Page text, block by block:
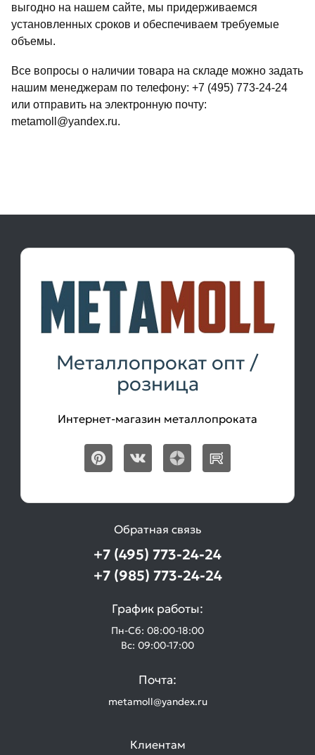
выгодно на нашем сайте, мы придерживаемся
установленных сроков и обеспечиваем требуемые
объемы.
Все вопросы о наличии товара на складе можно задать
нашим менеджерам по телефону: +7 (495) 773-24-24
или отправить на электронную почту:
metamoll@yandex.ru.
Металлопрокат опт /
розница
Интернет-магазин металлопроката
Обратная связь
+7 (495) 773-24-24
+7 (985) 773-24-24
График работы:
Пн-Сб: 08:00-18:00
Вс: 09:00-17:00
Почта:
metamoll@yandex.ru
Клиентам